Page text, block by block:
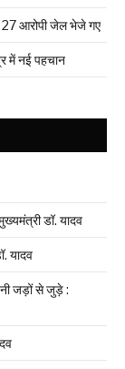
27 आरोपी जेल भेजे गए
में नई पहचान
डॉ. यादव
यादव
जड़ों से जुड़े :